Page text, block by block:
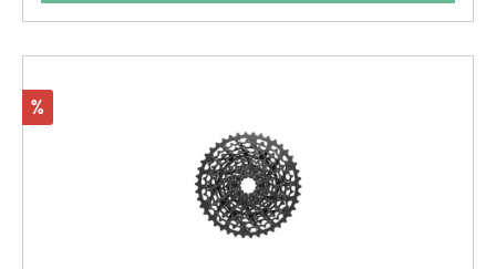
Rabatt
%